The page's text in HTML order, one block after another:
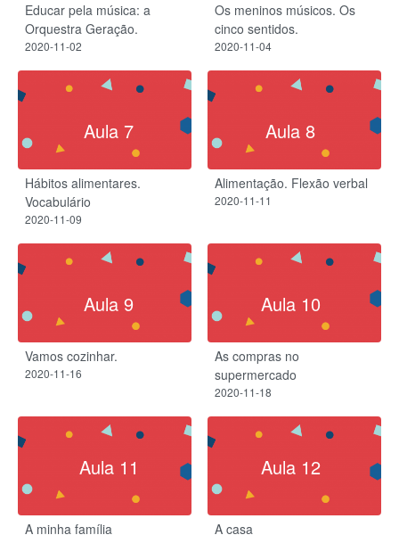
Educar pela música: a
Orquestra Geração.
2020-11-02
Os meninos músicos.​ Os
cinco sentidos.
2020-11-04
Aula 7
Hábitos alimentares.
Vocabulário
2020-11-09
Aula 8
Alimentação. Flexão verbal
2020-11-11
Aula 9
Vamos cozinhar.
2020-11-16
Aula 10
As compras no
supermercado
2020-11-18
Aula 11
A minha família
Aula 12
A casa